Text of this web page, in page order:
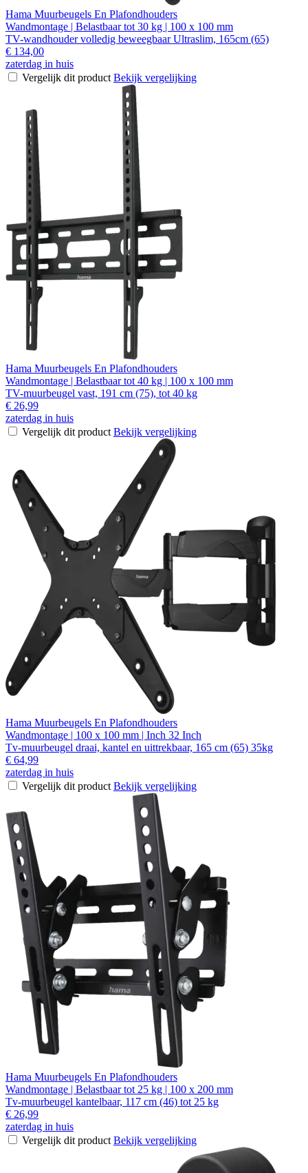
Hama Muurbeugels En Plafondhouders
Wandmontage | Belastbaar tot 30 kg | 100 x 100 mm
TV-wandhouder volledig beweegbaar Ultraslim, 165cm (65)
€ 134,00
zaterdag in huis
Vergelijk dit product Bekijk vergelijking
Hama Muurbeugels En Plafondhouders
Wandmontage | Belastbaar tot 40 kg | 100 x 100 mm
TV-muurbeugel vast, 191 cm (75), tot 40 kg
€ 26,99
zaterdag in huis
Vergelijk dit product Bekijk vergelijking
Hama Muurbeugels En Plafondhouders
Wandmontage | 100 x 100 mm | Inch 32 Inch
Tv-muurbeugel draai, kantel en uittrekbaar, 165 cm (65) 35kg
€ 64,99
zaterdag in huis
Vergelijk dit product Bekijk vergelijking
Hama Muurbeugels En Plafondhouders
Wandmontage | Belastbaar tot 25 kg | 100 x 200 mm
Tv-muurbeugel kantelbaar, 117 cm (46) tot 25 kg
€ 26,99
zaterdag in huis
Vergelijk dit product Bekijk vergelijking